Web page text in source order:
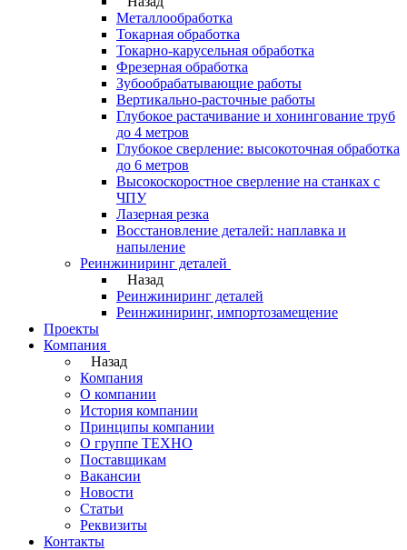
Металлообработка
Токарная обработка
Токарно-карусельная обработка
Фрезерная обработка
Зубообрабатывающие работы
Вертикально-расточные работы
Глубокое растачивание и хонингование труб
до 4 метров
Глубокое сверление: высокоточная обработка
до 6 метров
Высокоскоростное сверление на станках с
ЧПУ
Лазерная резка
Восстановление деталей: наплавка и
напыление
Реинжиниринг деталей
Назад
Реинжиниринг деталей
Реинжиниринг, импортозамещение
Проекты
Компания
Назад
Компания
О компании
История компании
Принципы компании
О группе ТЕХНО
Поставщикам
Вакансии
Новости
Статьи
Реквизиты
Контакты